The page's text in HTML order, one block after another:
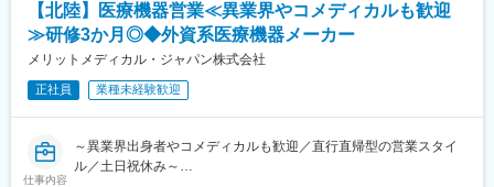
【北陸】医療機器営業≪異業界やコメディカルも歓迎
≫研修3か月◎◆外資系医療機器メーカー
メリットメディカル・ジャパン株式会社
正社員 業種未経験歓迎
仕事内容
～異業界出身者やコメディカルも歓迎／直行直帰型の営業スタイ
ル／土日祝休み～